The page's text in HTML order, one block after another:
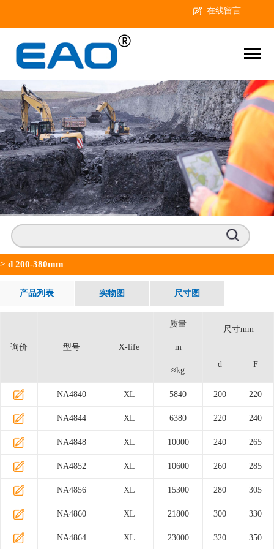
在线留言
> d 200-380mm
产品列表 实物图 尺寸图
询价 型号 X-life
质量
m
≈kg
尺寸mm
d F
NA4840 XL 5840 200 220
NA4844 XL 6380 220 240
NA4848 XL 10000 240 265
NA4852 XL 10600 260 285
NA4856 XL 15300 280 305
NA4860 XL 21800 300 330
NA4864 XL 23000 320 350